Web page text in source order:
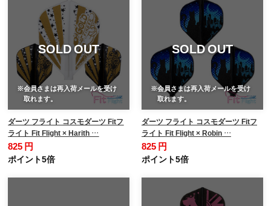
SOLD OUT
※会員さまは再入荷メールを受け
取れます。
ダーツ フライト コスモダーツ Fitフ
ライト Fit Flight × Harith …
825 円
ポイント5倍
SOLD OUT
※会員さまは再入荷メールを受け
取れます。
ダーツ フライト コスモダーツ Fitフ
ライト Fit Flight × Robin …
825 円
ポイント5倍